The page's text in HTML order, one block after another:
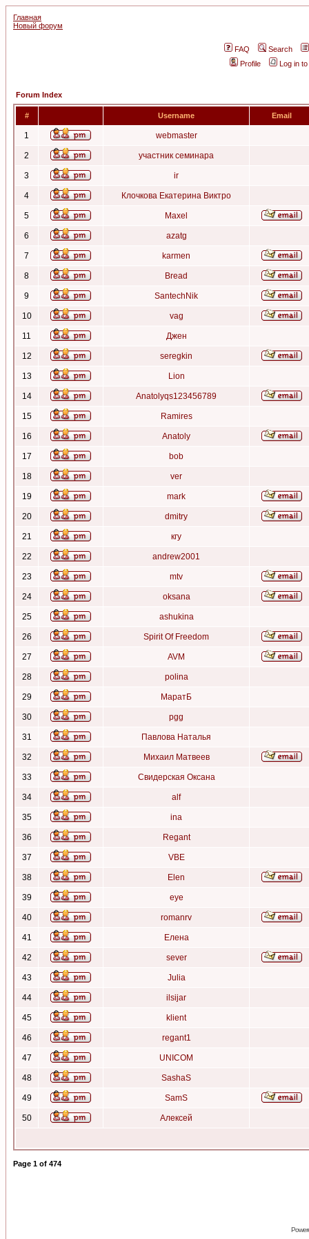
Главная
Новый форум
FAQ
Search
Profile
Log in
Forum Index
# Username Email
1 webmaster
2 участник семинара
3 ir
4 Клочкова Екатерина Виктро
5 Maxel
6 azatg
7 karmen
8 Bread
9 SantechNik
10 vag
11 Джен
12 seregkin
13 Lion
14 Anatolyqs123456789
15 Ramires
16 Anatoly
17 bob
18 ver
19 mark
20 dmitry
21 кгу
22 andrew2001
23 mtv
24 oksana
25 ashukina
26 Spirit Of Freedom
27 AVM
28 polina
29 МаратБ
30 pgg
31 Павлова Наталья
32 Михаил Матвеев
33 Свидерская Оксана
34 alf
35 ina
36 Regant
37 VBE
38 Elen
39 eye
40 romanrv
41 Елена
42 sever
43 Julia
44 ilsijar
45 klient
46 regant1
47 UNICOM
48 SashaS
49 SamS
50 Алексей
Page 1 of 474